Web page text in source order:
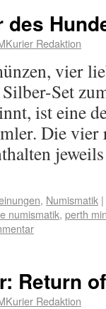
des
Redaktion
vier
Set
ist eine
Die vier
, Numismatik |
numismatik, perth
Return
Redaktion